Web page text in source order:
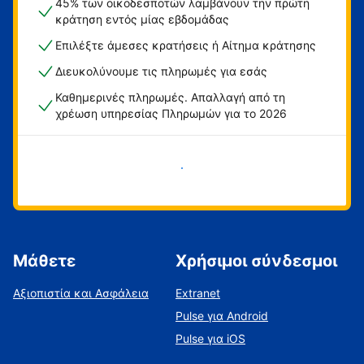
45% των οικοδεσποτών λαμβάνουν την πρώτη
κράτηση εντός μίας εβδομάδας
Επιλέξτε άμεσες κρατήσεις ή Αίτημα κράτησης
Διευκολύνουμε τις πληρωμές για εσάς
Καθημερινές πληρωμές. Απαλλαγή από τη
χρέωση υπηρεσίας Πληρωμών για το 2026
Ξεκινήστε τώρα
Μάθετε
Αξιοπιστία και Ασφάλεια
Χρήσιμοι σύνδεσμοι
Extranet
Pulse για Android
Pulse για iOS